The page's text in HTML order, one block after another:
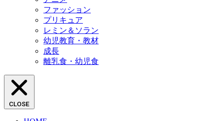
ファッション
プリキュア
レミン＆ソラン
幼児教育・教材
成長
離乳食・幼児食
CLOSE